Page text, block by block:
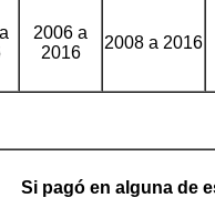
2006 a
2016
2008 a 2016
Si pagó en alguna de